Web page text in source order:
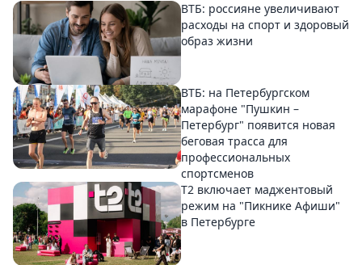
ВТБ: россияне увеличивают
расходы на спорт и здоровый
образ жизни
ВТБ: на Петербургском
марафоне "Пушкин –
Петербург" появится новая
беговая трасса для
профессиональных
спортсменов
Т2 включает маджентовый
режим на "Пикнике Афиши"
в Петербурге